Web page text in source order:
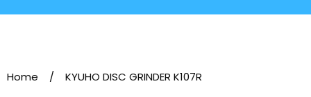
Home / KYUHO DISC GRINDER K107R